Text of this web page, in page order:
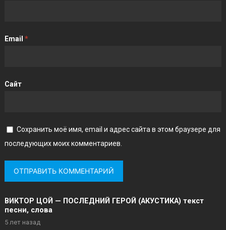
Email *
Сайт
Сохранить моё имя, email и адрес сайта в этом браузере для
последующих моих комментариев.
ВИКТОР ЦОЙ — ПОСЛЕДНИЙ ГЕРОЙ (АКУСТИКА) текст
песни, слова
5 лет назад